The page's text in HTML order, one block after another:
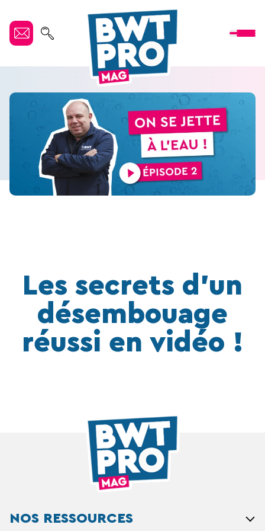
Les secrets d’un
désembouage
réussi en vidéo !
NOS RESSOURCES